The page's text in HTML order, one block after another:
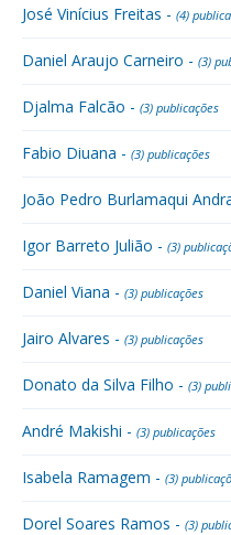
José Vinícius Freitas - (4)
Daniel Araujo Carneiro - (3)
Djalma Falcão - (3) publicações
Fabio Diuana - (3) publicações
João Pedro Burlamaqui
Igor Barreto Julião - (3)
Daniel Viana - (3) publicações
Jairo Alvares - (3) publicações
Donato da Silva Filho - (3)
André Makishi - (3) publicações
Isabela Ramagem - (3)
Dorel Soares Ramos - (3)